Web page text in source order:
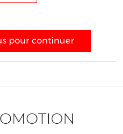
pour continuer